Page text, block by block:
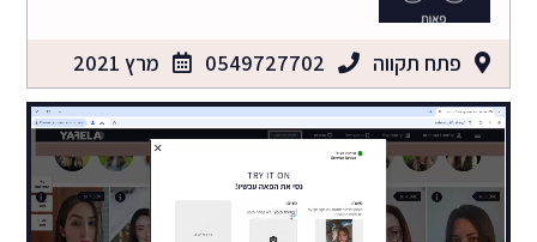
פתח תקווה 0549727702 מרץ 2021